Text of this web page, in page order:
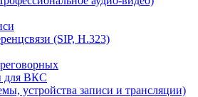
(SIP, H.323)
для ВКС
устройства записи и трансляции)